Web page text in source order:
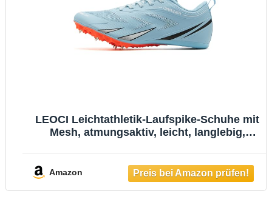
LEOCI Leichtathletik-Laufspike-Schuhe mit
Mesh, atmungsaktiv, leicht, langlebig,
Amazon